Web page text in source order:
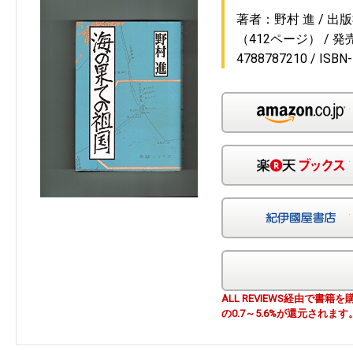
著者：野村 進
出
（412ページ）
発
4788787210
ALL REVIEWS経由で書籍
の0.7～5.6%が還元されます